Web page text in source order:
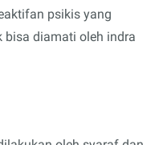
psikis yang
bisa diamati oleh indra